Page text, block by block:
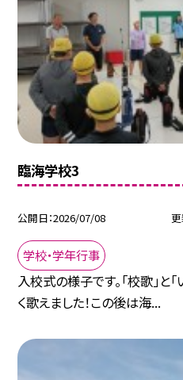
臨海学校3
公開日 2026/07/08
学校・学年行事
入校式の様子です。「校歌」と
く歌えました！この後は海...